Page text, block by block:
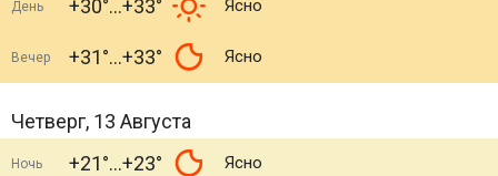
День +30° +33° Ясно
Вечер +31° +33° Ясно
Четверг, 13 Августа
Ночь +21° +23° Ясно